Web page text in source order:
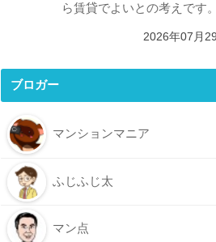
ら賃貸でよいとの考えです。
2026年07月
ブロガー
マンションマニア
ふじふじ太
マン点